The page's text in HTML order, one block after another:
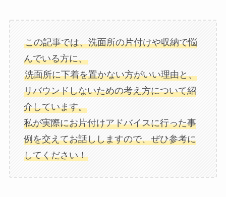
この記事では、洗面所の片付けや収納で悩
んでいる方に、
洗面所に下着を置かない方がいい理由と、
リバウンドしないための考え方について紹
介しています。
私が実際にお片付けアドバイスに行った事
例を交えてお話ししますので、ぜひ参考に
してください！